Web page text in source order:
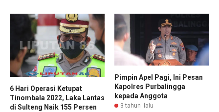
6 Hari Operasi Ketupat
Tinombala 2022, Laka Lantas
di Sulteng Naik 155 Persen
Pimpin Apel Pagi, Ini Pesan
Kapolres Purbalingga
kepada Anggota
3 tahun lalu